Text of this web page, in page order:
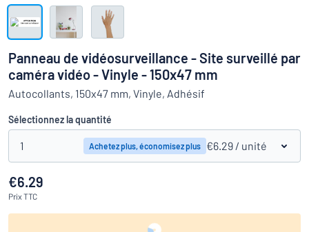
parvenez pas à trouver ce que vous cherchez ?
travail
Montrer toutes les catégories
Demande
devis
Se
connecter
Service
clients
Entreprise
Panneau de vidéosurveillance - Site surveillé par
caméra vidéo - Vinyle - 150x47 mm
Autocollants, 150x47 mm, Vinyle, Adhésif
Sélectionnez la quantité
1 Achetez plus, économisez plus €6.29 / unité
€6.29
PrixTTC